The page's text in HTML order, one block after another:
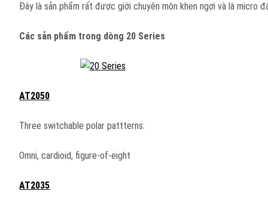
Đây là sản phẩm rất được giới chuyên môn khen ngợi và là micro
Các sản phẩm trong dòng 20 Series
AT2050
Three switchable polar pattterns:
Omni, cardioid, figure-of-eight
AT2035